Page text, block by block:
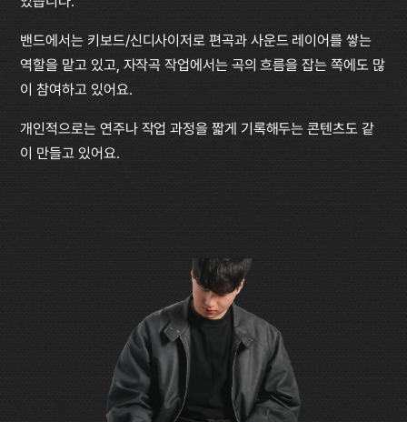
밴드에서는 키보드/신디사이저로 편곡과 사운드 레이어를 쌓는
역할을 맡고 있고, 자작곡 작업에서는 곡의 흐름을 잡는 쪽에도 많
이 참여하고 있어요.
개인적으로는 연주나 작업 과정을 짧게 기록해두는 콘텐츠도 같
이 만들고 있어요.